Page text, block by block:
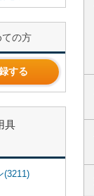
ての方
する
具
(3211)